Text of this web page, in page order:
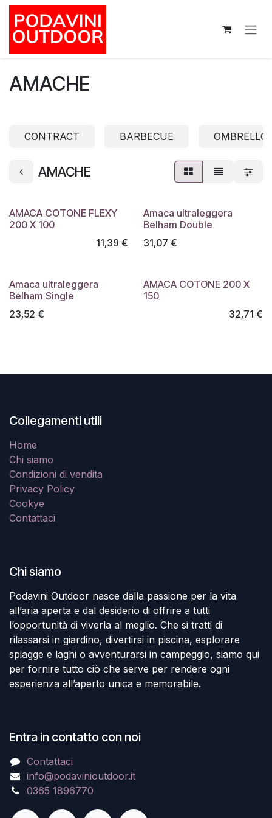
Passa al contenuto
AMACHE
CONTRACT BARBECUE
AMACHE
AMACA COTONE FLEXY
200 X 100
11,39 €
Amaca ultraleggera
Belham Double
31,07 €
Amaca ultraleggera
Belham Single
23,52 €
AMACA COTONE 200 X
150
32,71 €
Collegamenti utili
Home
Chi siamo
Condizioni di vendita
Privacy Policy
Cookye
Contattaci
Chi siamo
Podavini Outdoor nasce dalla passione per la vita
all’aria aperta e dal desiderio di offrire a tutti
l’opportunità di viverla al meglio. Che si tratti di
rilassarsi in giardino, divertirsi in piscina, esplorare
spiagge e laghi o avventurarsi in campeggio, siamo qui
per fornire tutto ciò che serve per rendere ogni
esperienza all’aperto unica e memorabile.
Entra in contatto con noi
Contattaci
info@podavinioutdoor.it
0365 1896770